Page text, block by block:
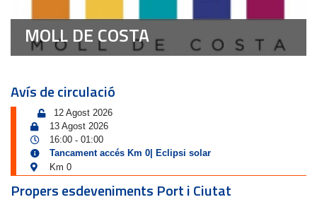
MOLL DE COSTA
Avís de circulació
12 Agost 2026
13 Agost 2026
16:00 - 01:00
Tancament accés Km 0| Eclipsi solar
Km 0
Propers esdeveniments Port i Ciutat